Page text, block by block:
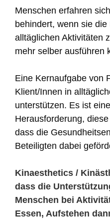
Menschen erfahren
behindert, wenn sie
alltäglichen Aktivitäten
mehr selber ausführen
Eine Kernaufgabe von
Klient/Innen in
unterstützen. Es ist
Herausforderung,
dass die
Beteiligten dabei
Kinaesthetics /
dass die
Menschen bei
Essen, Aufstehen